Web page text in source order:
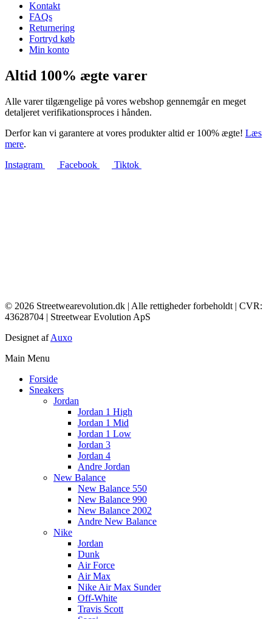
Kontakt
FAQs
Returnering
Fortryd køb
Min konto
Altid 100% ægte varer
Alle varer tilgængelige på vores webshop gennemgår en meget
detaljeret verifikationsproces i hånden.
Derfor kan vi garantere at vores produkter altid er 100% ægte! Læs
mere.
Instagram
Facebook Tiktok
© 2026 Streetwearevolution.dk | Alle rettigheder forbeholdt | CVR:
43628704 | Streetwear Evolution ApS
Designet afAuxo
Main Menu
Forside
Sneakers
Jordan
Jordan 1 High
Jordan 1 Mid
Jordan 1 Low
Jordan 3
Jordan 4
Andre Jordan
New Balance
New Balance 550
New Balance 990
New Balance 2002
Andre New Balance
Nike
Jordan
Dunk
Air Force
Air Max
Nike Air Max Sunder
Off-White
Travis Scott